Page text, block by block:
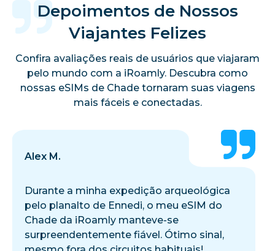
Depoimentos de Nossos
Viajantes Felizes
Confira avaliações reais de usuários que viajaram
pelo mundo com a iRoamly. Descubra como
nossas eSIMs de Chade tornaram suas viagens
mais fáceis e conectadas.
Alex M.
Durante a minha expedição arqueológica
pelo planalto de Ennedi, o meu eSIM do
Chade da iRoamly manteve-se
surpreendentemente fiável. Ótimo sinal,